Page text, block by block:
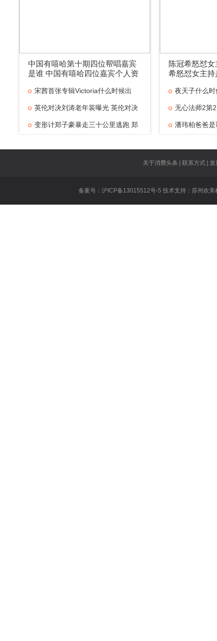
中国有嘻哈第十期四位帮唱嘉宾
是谁 中国有嘻哈四位嘉宾个人资
宋茜首张专辑Victoria什么时候出
英伦对决刘涛老年装曝光 英伦对决
变形计郑子豪暴走三十公里逃跑 郑
陈冠希怒怼
希怒怼女主持
夜天子什么
无心法师2第
潘玮柏爸爸
大张伟新歌
乐无证之罪所
关于消费头条 | 联系方式 |
备案号：沪ICP备13015512号-5 技术支持： 苏州欢美